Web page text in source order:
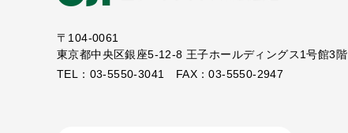
〒104-0061
東京都中央区銀座5-12-8 王子ホールディングス1号館3階
TEL：03-5550-3041 FAX：03-5550-2947